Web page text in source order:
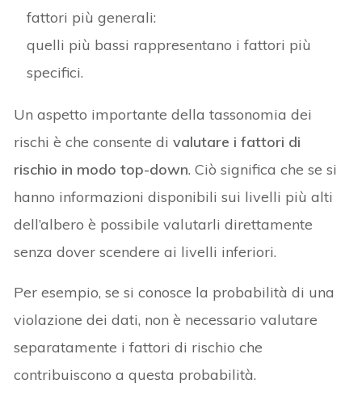
fattori più generali:
quelli più bassi rappresentano i fattori più
specifici.
Un aspetto importante della tassonomia dei
rischi è che consente divalutare i fattori di
rischio in modo top-down. Ciò significa che se si
hanno informazioni disponibili sui livelli più alti
dell’albero è possibile valutarli direttamente
senza dover scendere ai livelli inferiori.
Per esempio, se si conosce la probabilità di una
violazione dei dati, non è necessario valutare
separatamente i fattori di rischio che
contribuiscono a questa probabilità.